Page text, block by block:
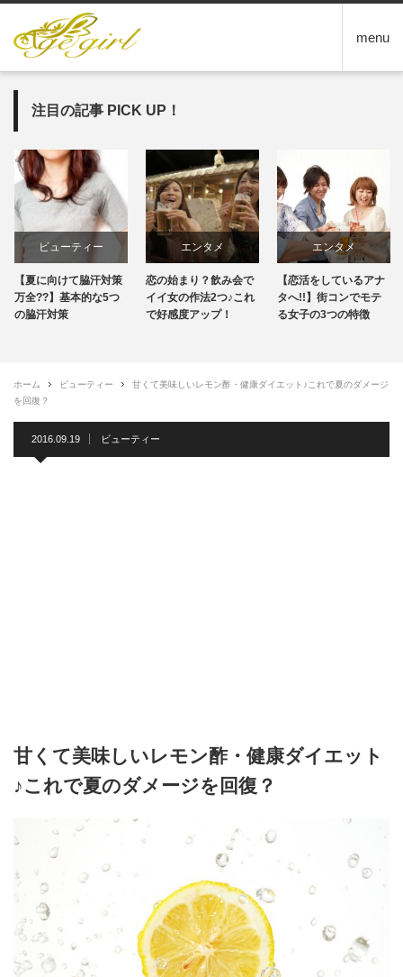
menu
注目の記事 PICK UP！
ビューティー
【夏に向けて脇汗対策
万全??】基本的な5つ
の脇汗対策
エンタメ
恋の始まり？飲み会で
イイ女の作法2つ♪これ
で好感度アップ！
エンタメ
【恋活をしているアナ
タへ!!】街コンでモテ
る女子の3つの特徴
ホーム ビューティー
甘くて美味しいレモン酢・健康ダイエット♪これで夏のダメージ
を回復？
2016.09.19 ビューティー
甘くて美味しいレモン酢・健康ダイエット
♪これで夏のダメージを回復？